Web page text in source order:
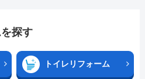
探す
トイレリフォーム